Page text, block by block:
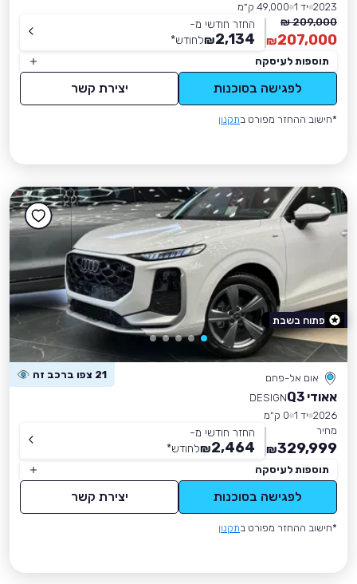
2023 יד 1
49,000 ק״מ
209,000 ₪
207,000
₪
החזר חודשי מ-
2,134
₪לחודש*
תוספות לעיסקה
לפגישה בסוכנות יצירת קשר
*חישוב ההחזר מפורט בתקנון
אום אל-פחם 21 צפו ברכב זה
אאודי Q3
DESIGN
2026 יד 1
0 ק״מ
מחיר
329,999
₪
החזר חודשי מ-
2,464
₪לחודש*
תוספות לעיסקה
לפגישה בסוכנות יצירת קשר
*חישוב ההחזר מפורט בתקנון
פתוח בשבת